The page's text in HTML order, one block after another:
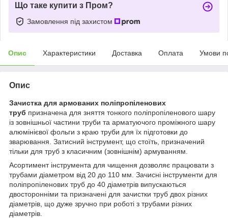
Що таке купити з Пром?
Замовлення під захистом
Опис Характеристики Доставка Оплата Умови
Опис
Зачистка для армованих поліпропіленових
труб призначена для зняття тонкого поліпропіленового шару
із зовнішньої частини труби та арматуючого проміжного шару
алюмінієвої фольги з краю труби для їх підготовки до
зварювання. Затисний інструмент, що стоїть, призначений
тільки для труб з класичним (зовнішнім) армуванням.
Асортимент інструмента для чищення дозволяє працювати з
трубами діаметром від 20 до 110 мм. Зачисні інструменти для
поліпропіленових труб до 40 діаметрів випускаються
двосторонніми та призначені для зачистки труб двох різних
діаметрів, що дуже зручно при роботі з трубами різних
діаметрів.